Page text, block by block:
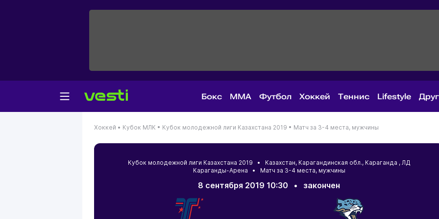
Бокс MMA Футбол Хоккей Теннис Lifestyle
Хоккей • Кубок МЛК • Кубок молодежной лиги Казахстана 2019 • Матч за 3-4 места, мужчины
Кубок молодежной лиги Казахстана 2019 • Казахстан, Карагандинская обл., Караганда , ЛД
Караганды-Арена • Матч за 3-4 места, мужчины
8 сентября 2019 10:30 • закончен